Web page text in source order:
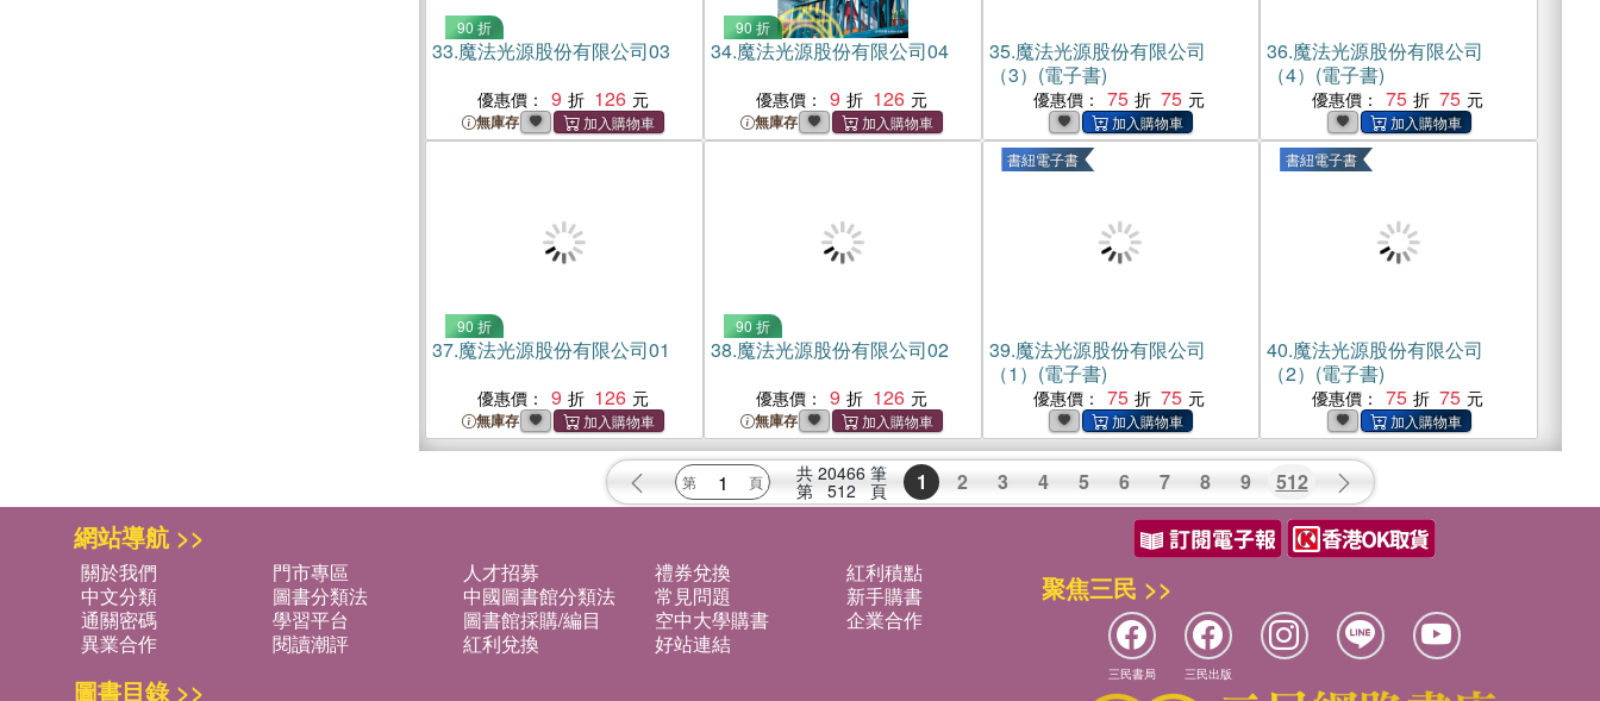
90 折
33.魔法光源股份有限公司03
優惠價： 9 126
無庫存
90 折
34.魔法光源股份有限公司04
優惠價： 9 126
無庫存
35.魔法光源股份有限公司
（3）(電子書)
優惠價： 75 75
36.魔法光源股份有限公司
（4）(電子書)
優惠價： 75 75
90 折
37.魔法光源股份有限公司01
優惠價： 9 126
無庫存
90 折
38.魔法光源股份有限公司02
優惠價： 9 126
無庫存
書紐電子書
39.魔法光源股份有限公司
（1）(電子書)
優惠價： 75 75
書紐電子書
40.魔法光源股份有限公司
（2）(電子書)
優惠價： 75 75
共 20466 筆
第 512 頁 1 2 3 4 5 6 7 8 9 512
網站導航 >>
關於我們 門市專區 人才招募 禮券兌換
紅利積點
中文分類
圖書分類法 中國圖書館分類法 常見問題
新手購書
通關密碼
學習平台 圖書館採購/編目 空中大學購書
企業合作
異業合作
閱讀潮評 紅利兌換 好站連結
圖書目錄 >>
聚焦三民 >>
三民書局 三民出版